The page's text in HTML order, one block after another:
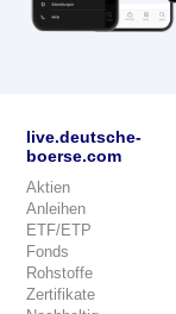
live.deutsche-
boerse.com
Aktien
Anleihen
ETF/ETP
Fonds
Rohstoffe
Zertifikate